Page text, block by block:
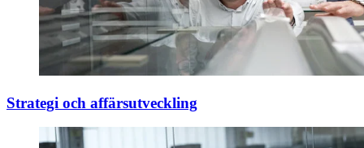
Strategi och affärsutveckling